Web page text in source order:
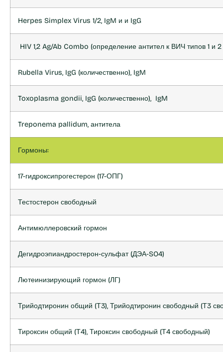
Herpes Simplex Virus 1/2, IgM и и IgG
HIV 1,2 Ag/Ab Combo (определение антител к ВИЧ типов 1 и
Rubella Virus, IgG (количественно), IgM
Toxoplasma gondii, IgG (количественно), IgM
Treponema pallidum, антитела
Гормоны:
17-гидроксипрогестерон (17-ОПГ)
Тестостерон свободный
Антимюллеровский гормон
Дегидроэпиандростерон-сульфат (ДЭА-SO4)
Лютеинизирующий гормон (ЛГ)
Трийодтиронин общий (Т3), Трийодтиронин свободный (Т3
Тироксин общий (Т4), Тироксин свободный (Т4 свободный)